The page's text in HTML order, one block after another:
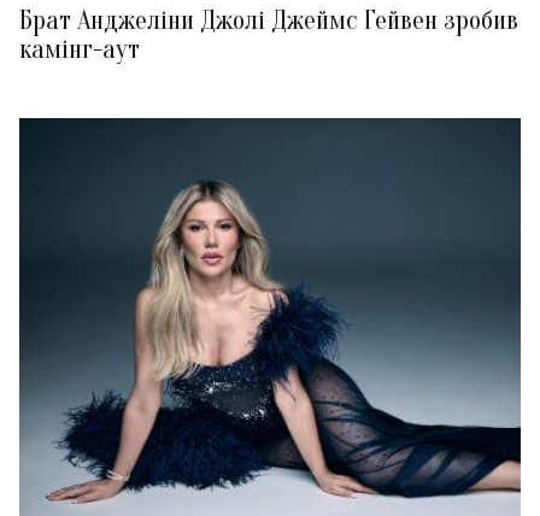
Брат Анджеліни Джолі Джеймс Гейвен зробив
камінг-аут